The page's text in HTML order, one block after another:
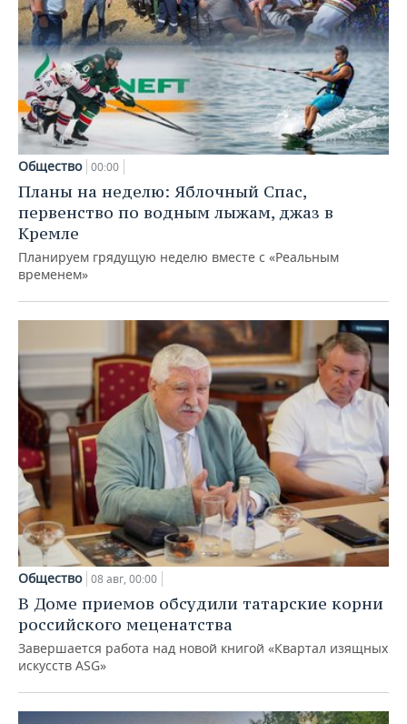
Общество 00:00
Планы на неделю: Яблочный Спас,
первенство по водным лыжам, джаз в
Кремле
Планируем грядущую неделю вместе с «Реальным
временем»
Общество 08 авг, 00:00
В Доме приемов обсудили татарские корни
российского меценатства
Завершается работа над новой книгой «Квартал изящных
искусств ASG»